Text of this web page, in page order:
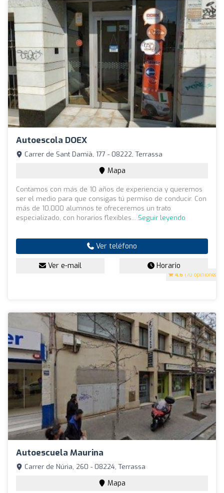
Autoescola DOEX
4.6 (70 opiniones)
Carrer de Sant Damià, 177 - 08222, Terrassa
Mapa
Contamos con más de 10 años de experiencia y queremos
ser el medio para que consigas tú permiso de conducir. Con
más de 10.000 alumnos te ofreceremos un trato
especializado, con horarios flexibles... Seguir leyendo
Ver teléfono
Ver e-mail Horario
Autoescuela Maurina
Carrer de Núria, 260 - 08224, Terrassa
Mapa